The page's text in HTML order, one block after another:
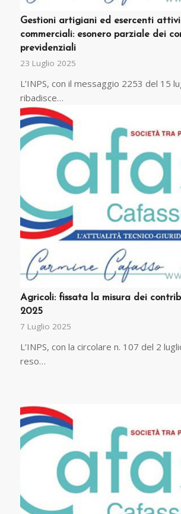
Gestioni artigiani ed esercenti
commerciali: esonero parziale dei
previdenziali
23 Luglio 2025
L’INPS, con il messaggio 2253 del 15
ribadisce…
Agricoli: fissata la misura dei
2025
7 Luglio 2025
L’INPS, con la circolare n. 107 del 2
reso…